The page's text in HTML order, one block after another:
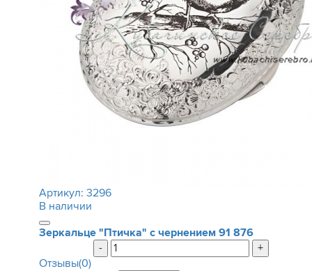
Артикул: 3296
В наличии
Зеркальце "Птичка" с чернением 91 876
-
+
Отзывы(0)